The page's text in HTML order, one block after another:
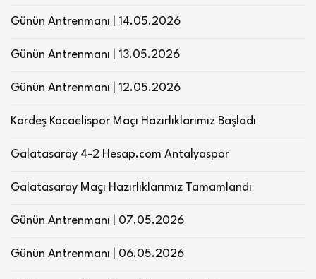
Günün Antrenmanı | 14.05.2026
Günün Antrenmanı | 13.05.2026
Günün Antrenmanı | 12.05.2026
Kardeş Kocaelispor Maçı Hazırlıklarımız Başladı
Galatasaray 4-2 Hesap.com Antalyaspor
Galatasaray Maçı Hazırlıklarımız Tamamlandı
Günün Antrenmanı | 07.05.2026
Günün Antrenmanı | 06.05.2026